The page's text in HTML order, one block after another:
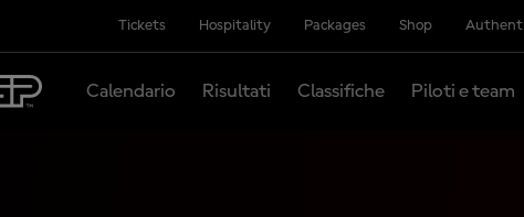
Tickets Hospitality Packages Shop
Calendario Risultati Classifiche Piloti e team